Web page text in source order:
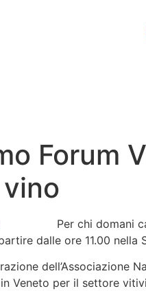
Forum
Per chi domani
dalle ore 11.00 nella
dell’Associazione
Veneto per il settore